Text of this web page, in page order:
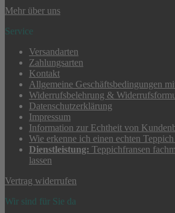
Mehr über uns
Service
Versandarten
Zahlungsarten
Kontakt
Allgemeine Geschäftsbedingungen
Widerrufsbelehrung &
Datenschutzerklärung
Impressum
Information zur Echtheit von
Wie erkenne ich einen echten
Dienstleistung: Teppichfransen
lassen
Vertrag widerrufen
Wir sind für Sie da